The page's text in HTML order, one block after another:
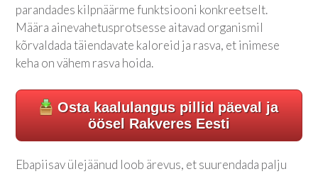
parandades kilpnäärme funktsiooni konkreetselt.
Määra ainevahetusprotsesse aitavad organismil
kõrvaldada täiendavate kaloreid ja rasva, et inimese
keha on vähem rasva hoida.
Osta kaalulangus pillid päeval ja
öösel Rakveres Eesti
Ebapiisav ülejäänud loob ärevus, et suurendada palju